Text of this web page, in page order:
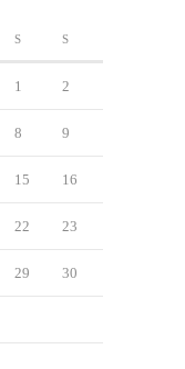
S S
1 2
8 9
15 16
22 23
29 30